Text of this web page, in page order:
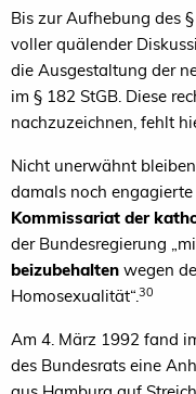
Bis zur Aufhebung des
voller quälender
die Ausgestaltung der
im § 182 StGB. Diese
nachzuzeichnen, fehlt
Nicht unerwähnt
damals noch
Kommissariat der
der Bundesregierung
beizubehalten wegen
Homosexualität“.30
Am 4. März 1992 fand
des Bundesrats eine